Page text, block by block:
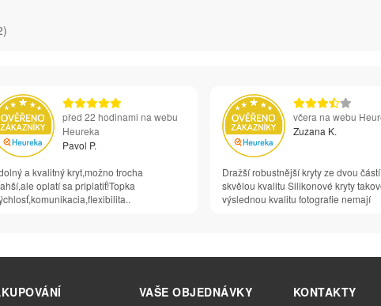
před 22 hodinami na webu
Heureka
Pavol P.
a kvalitný kryt,možno trocha
oplatí sa priplatiť!Topka
včera na webu
Zuzana K.
Dražší robustnější kryty ze dvou
skvělou kvalitu Silikonové kryty
výslednou kvalitu fotografie nemají
VAŠE OBJEDNÁVKY KONTAKTY